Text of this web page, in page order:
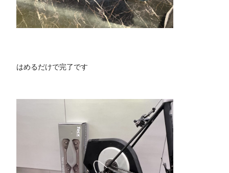
はめるだけで完了です